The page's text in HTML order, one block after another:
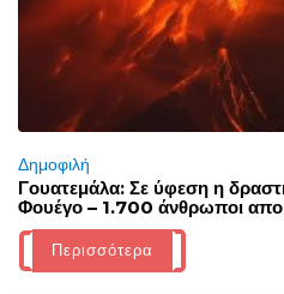
Δημοφιλή
Γουατεμάλα: Σε ύφεση η
Φουέγο – 1.700 άνθρωποι
Περισσότερα